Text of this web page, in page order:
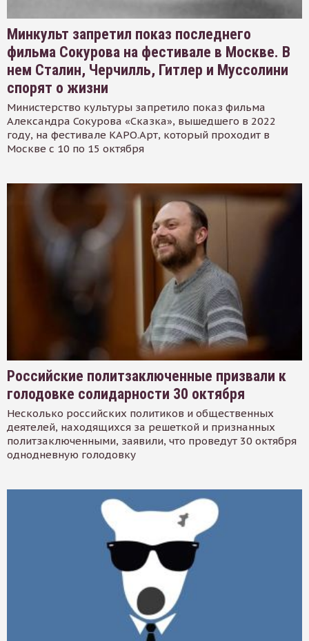
Минкульт запретил показ последнего
фильма Сокурова на фестивале в Москве. В
нем Сталин, Черчилль, Гитлер и Муссолини
спорят о жизни
Министерство культуры запретило показ фильма
Александра Сокурова «Сказка», вышедшего в 2022
году, на фестивале КАРО.Арт, который проходит в
Москве с 10 по 15 октября
Российские политзаключенные призвали к
голодовке солидарности 30 октября
Несколько российских политиков и общественных
деятелей, находящихся за решеткой и признанных
политзаключенными, заявили, что проведут 30 октября
однодневную голодовку